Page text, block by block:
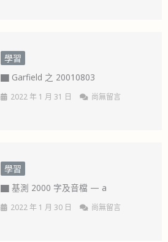
學習
▇ Garfield 之 20010803
2022 年 1 月 31 日 尚無留言
學習
▇ 基測 2000 字及音檔 — a
2022 年 1 月 30 日 尚無留言